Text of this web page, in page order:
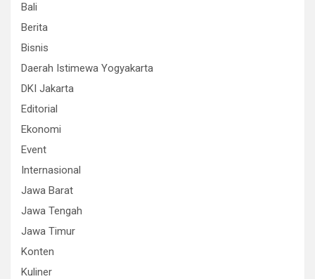
Bali
Berita
Bisnis
Daerah Istimewa Yogyakarta
DKI Jakarta
Editorial
Ekonomi
Event
Internasional
Jawa Barat
Jawa Tengah
Jawa Timur
Konten
Kuliner